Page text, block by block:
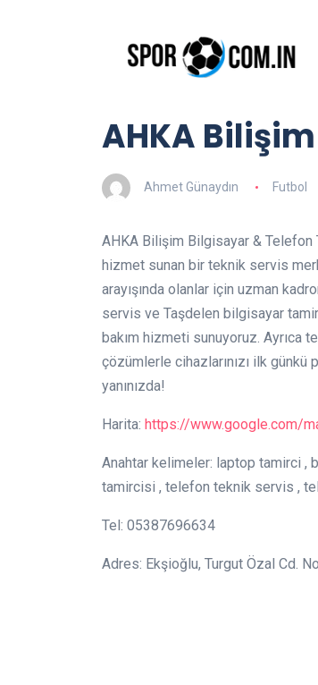
AHKA
Ahmet Günaydın Futbol
AHKA Bilişim Bilgisayar & Telefon
hizmet sunan bir teknik servis
arayışında olanlar için uzman
servis ve Taşdelen bilgisayar
bakım hizmeti sunuyoruz. Ayrıca
çözümlerle cihazlarınızı ilk
yanınızda!
Harita: https://www.google.com/
Anahtar kelimeler: laptop tamirci
tamircisi , telefon teknik servis ,
Tel: 05387696634
Adres: Ekşioğlu, Turgut Özal Cd.